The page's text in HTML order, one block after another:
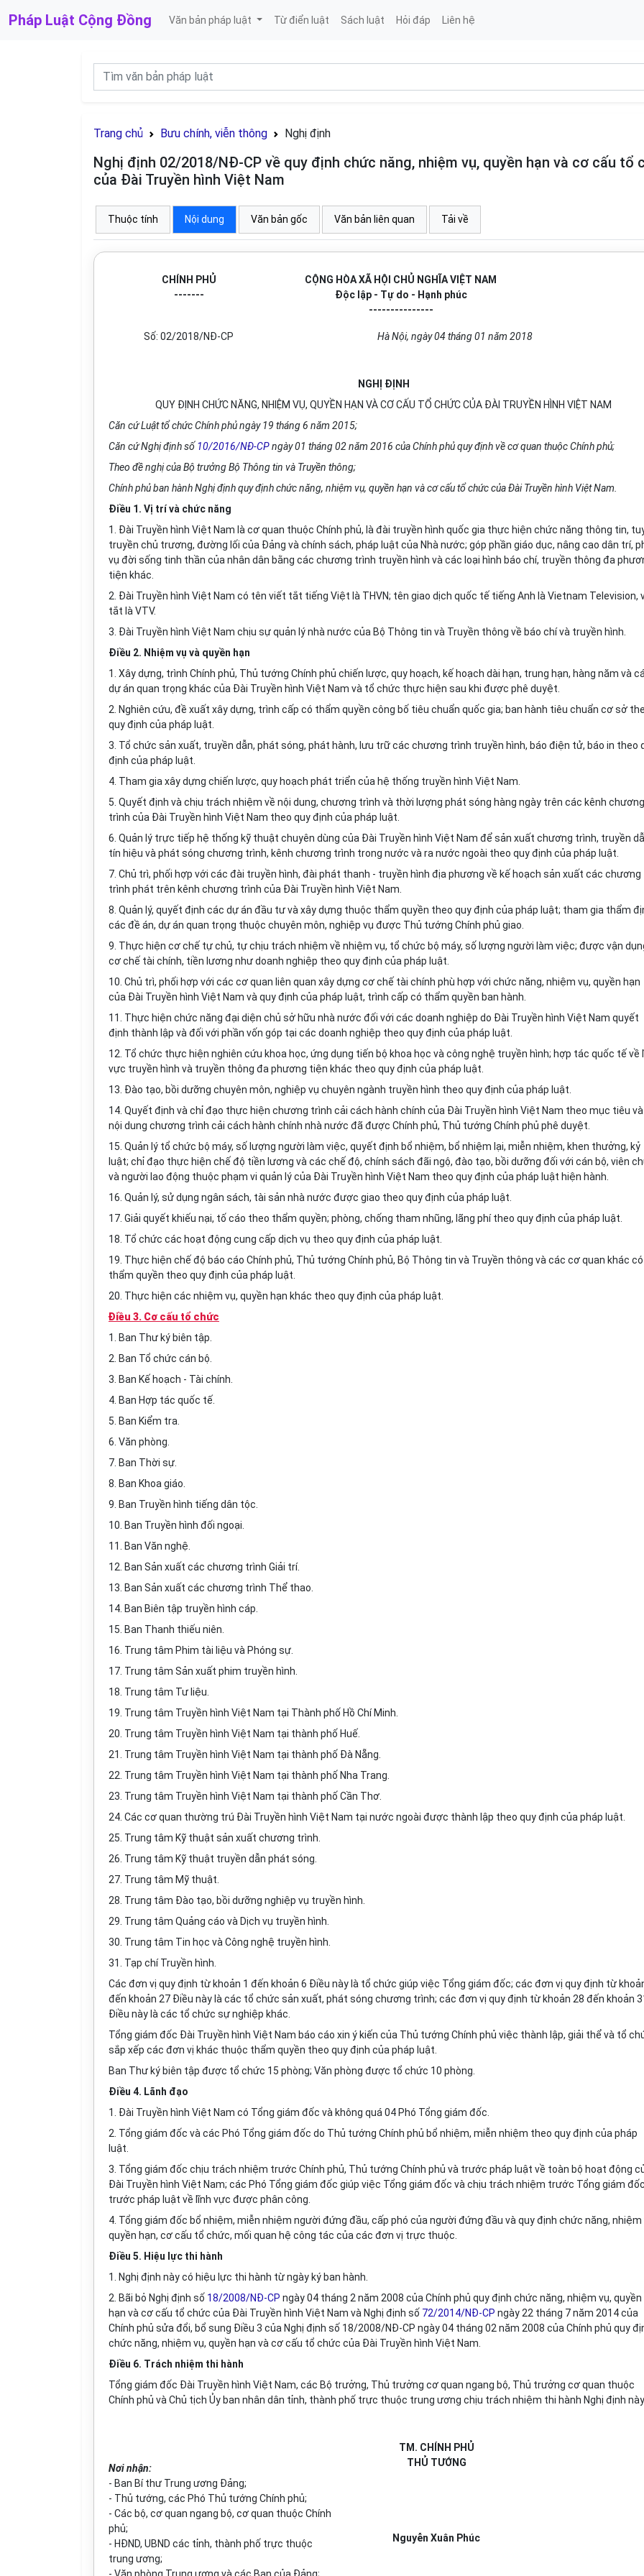
Pháp Luật Cộng Đồng Văn bản pháp luật Từ điển luật Sách luật Hỏi đáp Liên hệ
Trang chủ Bưu chính, viễn thông Nghị định
Nghị định 02/2018/NĐ-CP về quy định chức năng, nhiệm vụ, quyền hạn và cơ cấu tổ
của Đài Truyền hình Việt Nam
Thuộc tính Nội dung Văn bản gốc Văn bản liên quan Tải về
CHÍNH PHỦ
-------
CỘNG HÒA XÃ HỘI CHỦ NGHĨA VIỆT NAM
Độc lập - Tự do - Hạnh phúc
---------------
Số: 02/2018/NĐ-CP Hà Nội, ngày04tháng01 năm 2018
NGHỊ ĐỊNH
QUY ĐỊNH CHỨC NĂNG, NHIỆM VỤ, QUYỀN HẠN VÀ CƠ CẤU TỔ CHỨC CỦA ĐÀI TRUYỀN HÌNH VIỆT NAM
Căn cứ Luật tổ chức Chính phủ ngày 19 tháng 6 năm 2015;
Căn cứ Nghị định số 10/2016/NĐ-CPngày 01 tháng 02 năm 2016 của Chính phủ quy định về cơ quan thuộc Chính phủ;
Theo đề nghị của Bộ trưởng Bộ Thông tin và Truyền thông;
Chính phủ ban hành Nghị định quy định chức năng, nhiệm vụ, quyền hạn và cơ cấu tổ chức của Đài Truyền hình Việt Nam.
Điều 1. Vị trí và chức năng
1. Đài Truyền hình Việt Nam là cơ quan thuộc Chính phủ, là đài truyền hình quốc gia thực hiện chức năng thông tin,
truyền chủ trương, đường lối của Đảng và chính sách, pháp luật của Nhà nước; góp phần giáo dục, nâng cao dân trí,
vụ đời sống tinh thần của nhân dân bằng các chương trình truyền hình và các loại hình báo chí, truyền thông đa
tiện khác.
2. Đài Truyền hình Việt Nam có tên viết tắt tiếng Việt là THVN; tên giao dịch quốc tế tiếng Anh là Vietnam Television,
tắt là VTV.
3. Đài Truyền hình Việt Nam chịu sự quản lý nhà nước của Bộ Thông tin và Truyền thông về báo chí và truyền hình.
Điều 2. Nhiệm vụ và quyền hạn
1. Xây dựng, trình Chính phủ, Thủ tướng Chính phủ chiến lược, quy hoạch, kế hoạch dài hạn, trung hạn, hàng năm và
dự án quan trọng khác của Đài Truyền hình Việt Nam và tổ chức thực hiện sau khi được phê duyệt.
2. Nghiên cứu, đề xuất xây dựng, trình cấp có thẩm quyền công bố tiêu chuẩn quốc gia; ban hành tiêu chuẩn cơ sở
quy định của pháp luật.
3. Tổ chức sản xuất, truyền dẫn, phát sóng, phát hành, lưu trữ các chương trình truyền hình, báo điện tử, báo in theo
định của pháp luật.
4. Tham gia xây dựng chiến lược, quy hoạch phát triển của hệ thống truyền hình Việt Nam.
5. Quyết định và chịu trách nhiệm về nội dung, chương trình và thời lượng phát sóng hàng ngày trên các kênh chương
trình của Đài Truyền hình Việt Nam theo quy định của pháp luật.
6. Quản lý trực tiếp hệ thống kỹ thuật chuyên dùng của Đài Truyền hình Việt Nam để sản xuất chương trình, truyền
tín hiệu và phát sóng chương trình, kênh chương trình trong nước và ra nước ngoài theo quy định của pháp luật.
7. Chủ trì, phối hợp với các đài truyền hình, đài phát thanh - truyền hình địa phương về kế hoạch sản xuất các chương
trình phát trên kênh chương trình của Đài Truyền hình Việt Nam.
8. Quản lý, quyết định các dự án đầu tư và xây dựng thuộc thẩm quyền theo quy định của pháp luật; tham gia thẩm
các đề án, dự án quan trọng thuộc chuyên môn, nghiệp vụ được Thủ tướng Chính phủ giao.
9. Thực hiện cơ chế tự chủ, tự chịu trách nhiệm về nhiệm vụ, tổ chức bộ máy, số lượng người làm việc; được vận
cơ chế tài chính, tiền lương như doanh nghiệp theo quy định của pháp luật.
10. Chủ trì, phối hợp với các cơ quan liên quan xây dựng cơ chế tài chính phù hợp với chức năng, nhiệm vụ, quyền hạn
của Đài Truyền hình Việt Nam và quy định của pháp luật, trình cấp có thẩm quyền ban hành.
11. Thực hiện chức năng đại diện chủ sở hữu nhà nước đối với các doanh nghiệp do Đài Truyền hình Việt Nam quyết
định thành lập và đối với phần vốn góp tại các doanh nghiệp theo quy định của pháp luật.
12. Tổ chức thực hiện nghiên cứu khoa học, ứng dụng tiến bộ khoa học và công nghệ truyền hình; hợp tác quốc tế về
vực truyền hình và truyền thông đa phương tiện khác theo quy định của pháp luật.
13. Đào tạo, bồi dưỡng chuyên môn, nghiệp vụ chuyên ngành truyền hình theo quy định của pháp luật.
14. Quyết định và chỉ đạo thực hiện chương trình cải cách hành chính của Đài Truyền hình Việt Nam theo mục tiêu và
nội dung chương trình cải cách hành chính nhà nước đã được Chính phủ, Thủ tướng Chính phủ phê duyệt.
15. Quản lý tổ chức bộ máy, số lượng người làm việc, quyết định bổ nhiệm, bổ nhiệm lại, miễn nhiệm, khen thưởng, kỷ
luật; chỉ đạo thực hiện chế độ tiền lương và các chế độ, chính sách đãi ngộ, đào tạo, bồi dưỡng đối với cán bộ, viên
và người lao động thuộc phạm vi quản lý của Đài Truyền hình Việt Nam theo quy định của pháp luật hiện hành.
16. Quản lý, sử dụng ngân sách, tài sản nhà nước được giao theo quy định của pháp luật.
17. Giải quyết khiếu nại, tố cáo theo thẩm quyền; phòng, chống tham nhũng, lãng phí theo quy định của pháp luật.
18. Tổ chức các hoạt động cung cấp dịch vụ theo quy định của pháp luật.
19. Thực hiện chế độ báo cáo Chính phủ, Thủ tướng Chính phủ, Bộ Thông tin và Truyền thông và các cơ quan khác có
thẩm quyền theo quy định của pháp luật.
20. Thực hiện các nhiệm vụ, quyền hạn khác theo quy định của pháp luật.
Điều 3. Cơ cấu tổ chức
1. Ban Thư ký biên tập.
2. Ban Tổ chức cán bộ.
3. Ban Kế hoạch - Tài chính.
4. Ban Hợp tác quốc tế.
5. Ban Kiểm tra.
6. Văn phòng.
7. Ban Thời sự.
8. Ban Khoa giáo.
9. Ban Truyền hình tiếng dân tộc.
10. Ban Truyền hình đối ngoại.
11. Ban Văn nghệ.
12. Ban Sản xuất các chương trình Giải trí.
13. Ban Sản xuất các chương trình Thể thao.
14. Ban Biên tập truyền hình cáp.
15. Ban Thanh thiếu niên.
16. Trung tâm Phim tài liệu và Phóng sự.
17. Trung tâm Sản xuất phim truyền hình.
18. Trung tâm Tư liệu.
19. Trung tâm Truyền hình Việt Nam tại Thành phố Hồ Chí Minh.
20. Trung tâm Truyền hình Việt Nam tại thành phố Huế.
21. Trung tâm Truyền hình Việt Nam tại thành phố Đà Nẵng.
22. Trung tâm Truyền hình Việt Nam tại thành phố Nha Trang.
23. Trung tâm Truyền hình Việt Nam tại thành phố Cần Thơ.
24. Các cơ quan thường trú Đài Truyền hình Việt Nam tại nước ngoài được thành lập theo quy định của pháp luật.
25. Trung tâm Kỹ thuật sản xuất chương trình.
26. Trung tâm Kỹ thuật truyền dẫn phát sóng.
27. Trung tâm Mỹ thuật.
28. Trung tâm Đào tạo, bồi dưỡng nghiệp vụ truyền hình.
29. Trung tâm Quảng cáo và Dịch vụ truyền hình.
30. Trung tâm Tin học và Công nghệ truyền hình.
31. Tạp chí Truyền hình.
Các đơn vị quy định từ khoản 1 đến khoản 6 Điều này là tổ chức giúp việc Tổng giám đốc; các đơn vị quy định từ
đến khoản 27 Điều này là các tổ chức sản xuất, phát sóng chương trình; các đơn vị quy định từ khoản 28 đến khoản
Điều này là các tổ chức sự nghiệp khác.
Tổng giám đốc Đài Truyền hình Việt Nam báo cáo xin ý kiến của Thủ tướng Chính phủ việc thành lập, giải thể và tổ
sắp xếp các đơn vị khác thuộc thẩm quyền theo quy định của pháp luật.
Ban Thư ký biên tập được tổ chức 15 phòng; Văn phòng được tổ chức 10 phòng.
Điều 4. Lãnh đạo
1. Đài Truyền hình Việt Nam có Tổng giám đốc và không quá 04 Phó Tổng giám đốc.
2. Tổng giám đốc và các Phó Tổng giám đốc do Thủ tướng Chính phủ bổ nhiệm, miễn nhiệm theo quy định của pháp
luật.
3. Tổng giám đốc chịu trách nhiệm trước Chính phủ, Thủ tướng Chính phủ và trước pháp luật về toàn bộ hoạt động
Đài Truyền hình Việt Nam; các Phó Tổng giám đốc giúp việc Tổng giám đốc và chịu trách nhiệm trước Tổng giám
trước pháp luật về lĩnh vực được phân công.
4. Tổng giám đốc bổ nhiệm, miễn nhiệm người đứng đầu, cấp phó của người đứng đầu và quy định chức năng, nhiệm
quyền hạn, cơ cấu tổ chức, mối quan hệ công tác của các đơn vị trực thuộc.
Điều 5. Hiệu lực thi hành
1. Nghị định này có hiệu lực thi hành từ ngày ký ban hành.
2. Bãi bỏ Nghị định số 18/2008/NĐ-CP ngày 04 tháng 2 năm 2008 của Chính phủ quy định chức năng, nhiệm vụ, quyền
hạn và cơ cấu tổ chức của Đài Truyền hình Việt Nam và Nghị định số 72/2014/NĐ-CP ngày 22 tháng 7 năm 2014 của
Chính phủ sửa đổi, bổ sung Điều 3 của Nghị định số 18/2008/NĐ-CP ngày 04 tháng 02 năm 2008 của Chính phủ quy
chức năng, nhiệm vụ, quyền hạn và cơ cấu tổ chức của Đài Truyền hình Việt Nam.
Điều 6. Trách nhiệm thi hành
Tổng giám đốc Đài Truyền hình Việt Nam, các Bộ trưởng, Thủ trưởng cơ quan ngang bộ, Thủ trưởng cơ quan thuộc
Chính phủ và Chủ tịch Ủy ban nhân dân tỉnh, thành phố trực thuộc trung ương chịu trách nhiệm thi hành Nghị định
Nơi nhận:
- Ban Bí thư Trung ương Đảng;
- Thủ tướng, các Phó Thủ tướng Chính phủ;
- Các bộ, cơ quan ngang bộ, cơ quan thuộc Chính
phủ;
- HĐND, UBND các tỉnh, thành phố trực thuộc
trung ương;
TM. CHÍNH PHỦ
THỦ TƯỚNG
Nguyễn Xuân Phúc